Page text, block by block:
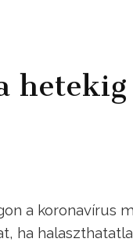
a koronavírus
ha